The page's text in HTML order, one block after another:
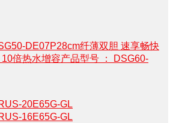
DE07P28cm纤薄双胆 速享畅快
倍热水增容产品型号 ： DSG60-
20E65G-GL
16E65G-GL